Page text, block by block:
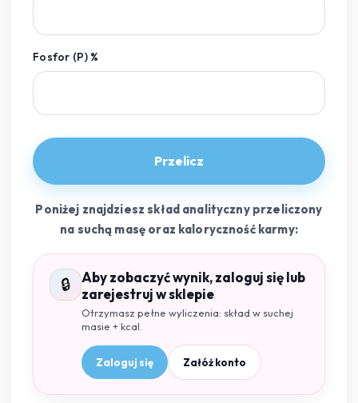
Fosfor (P) %
Przelicz
Poniżej znajdziesz skład analityczny przeliczony
na suchą masę oraz kaloryczność karmy:
🔒
Aby zobaczyć wynik, zaloguj się lub
zarejestruj w sklepie
Otrzymasz pełne wyliczenia: skład w suchej
masie + kcal.
Zaloguj się Załóż konto